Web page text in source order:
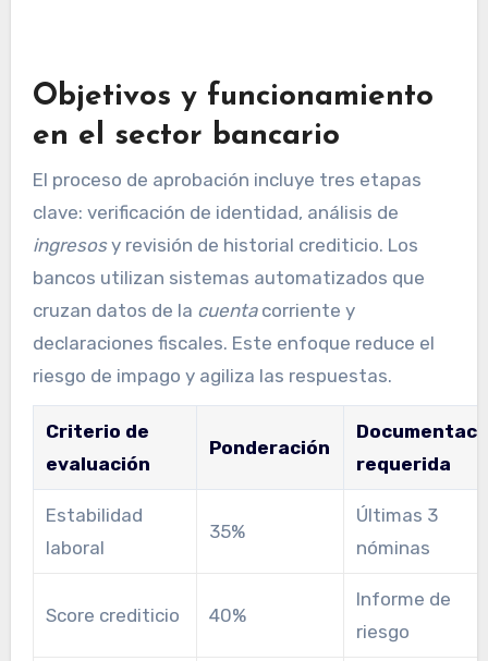
Objetivos y funcionamiento
en el sector bancario
El proceso de aprobación incluye tres etapas
clave: verificación de identidad, análisis de
ingresosy revisión de historial crediticio. Los
bancos utilizan sistemas automatizados que
cruzan datos de la cuentacorriente y
declaraciones fiscales. Este enfoque reduce el
riesgo de impago y agiliza las respuestas.
Criterio de
evaluación
Ponderación
requerida
Estabilidad
laboral
35%
Últimas 3
nóminas
Score crediticio 40%
Informe de
riesgo